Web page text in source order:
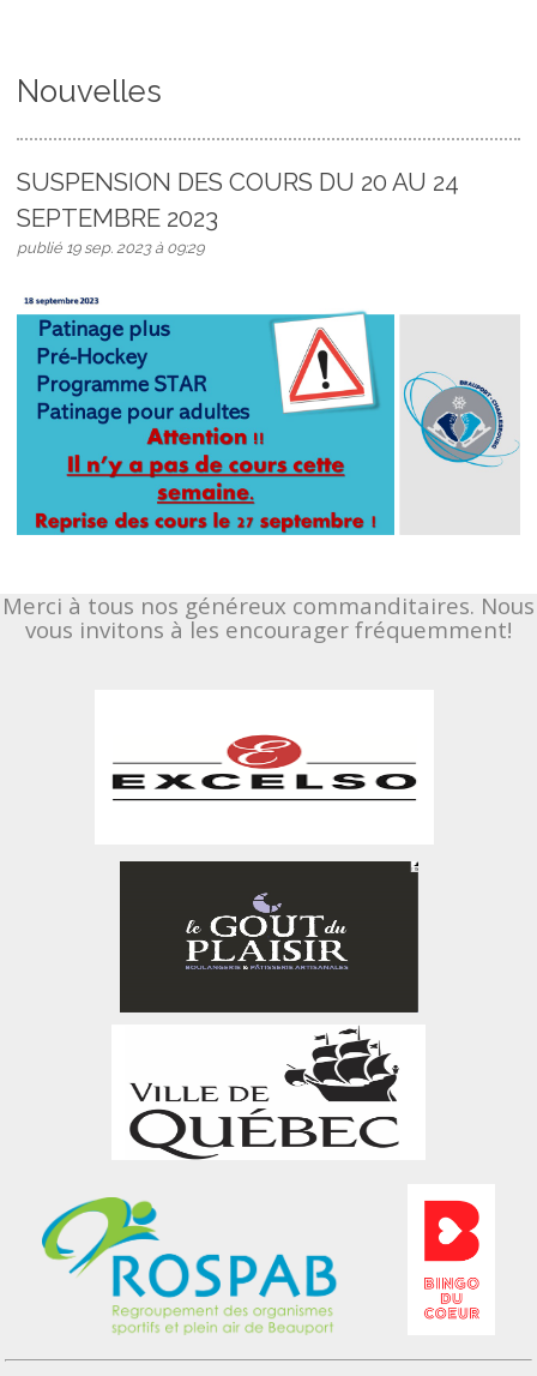
Nouvelles
SUSPENSION DES COURS DU 20 AU 24
SEPTEMBRE 2023
publié 19 sep. 2023 à 09:29
Merci à tous nos généreux commanditaires. Nous
vous invitons à les encourager fréquemment!